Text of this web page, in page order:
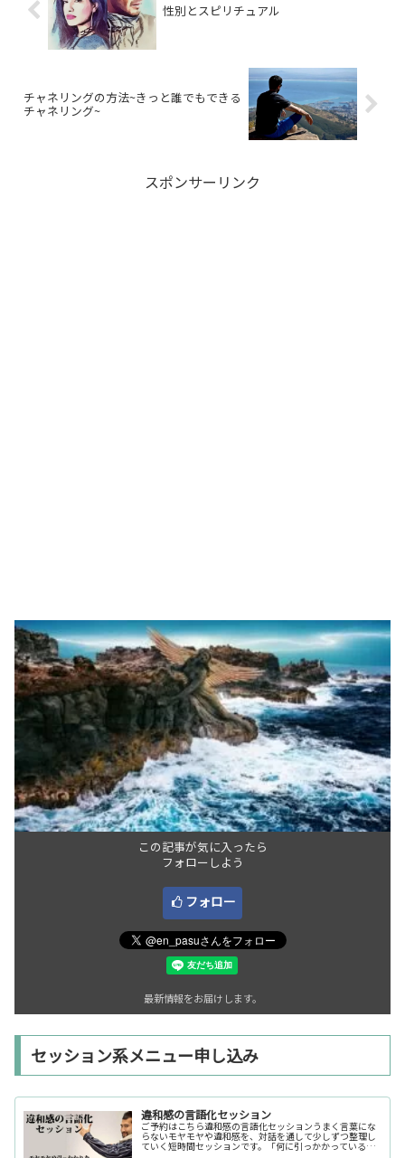
性別とスピリチュアル
チャネリングの方法~きっと誰でもできる
チャネリング~
スポンサーリンク
この記事が気に入ったら
フォローしよう
フォロー
最新情報をお届けします。
セッション系メニュー申し込み
違和感の言語化セッション
ご予約はこちら違和感の言語化セッションうまく言葉にな
らないモヤモヤや違和感を、対話を通して少しずつ整理し
ていく短時間セッションです。「何に引っかかっているの